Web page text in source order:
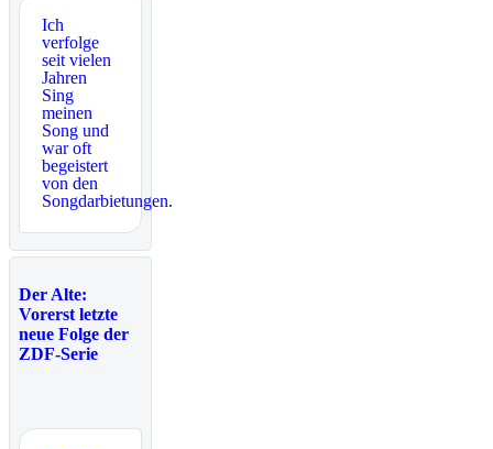
Ich
verfolge
seit vielen
Jahren
Sing
meinen
Song und
war oft
begeistert
von den
Songdarbietungen.
Der Alte:
Vorerst letzte
neue Folge der
ZDF-Serie